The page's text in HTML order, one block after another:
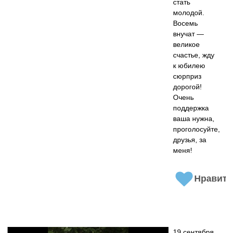
стать
молодой.
Восемь
внучат —
великое
счастье, жду
к юбилею
сюрприз
дорогой!
Очень
поддержка
ваша нужна,
проголосуйте,
друзья, за
меня!